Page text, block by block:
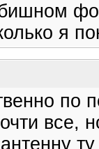
я
по
все,